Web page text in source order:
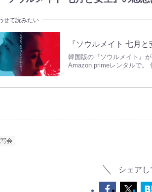
せて読みたい
『ソウルメイト 七月と
韓国版の『ソウルメイト』
Amazon primeレンタルで。
会
シェア